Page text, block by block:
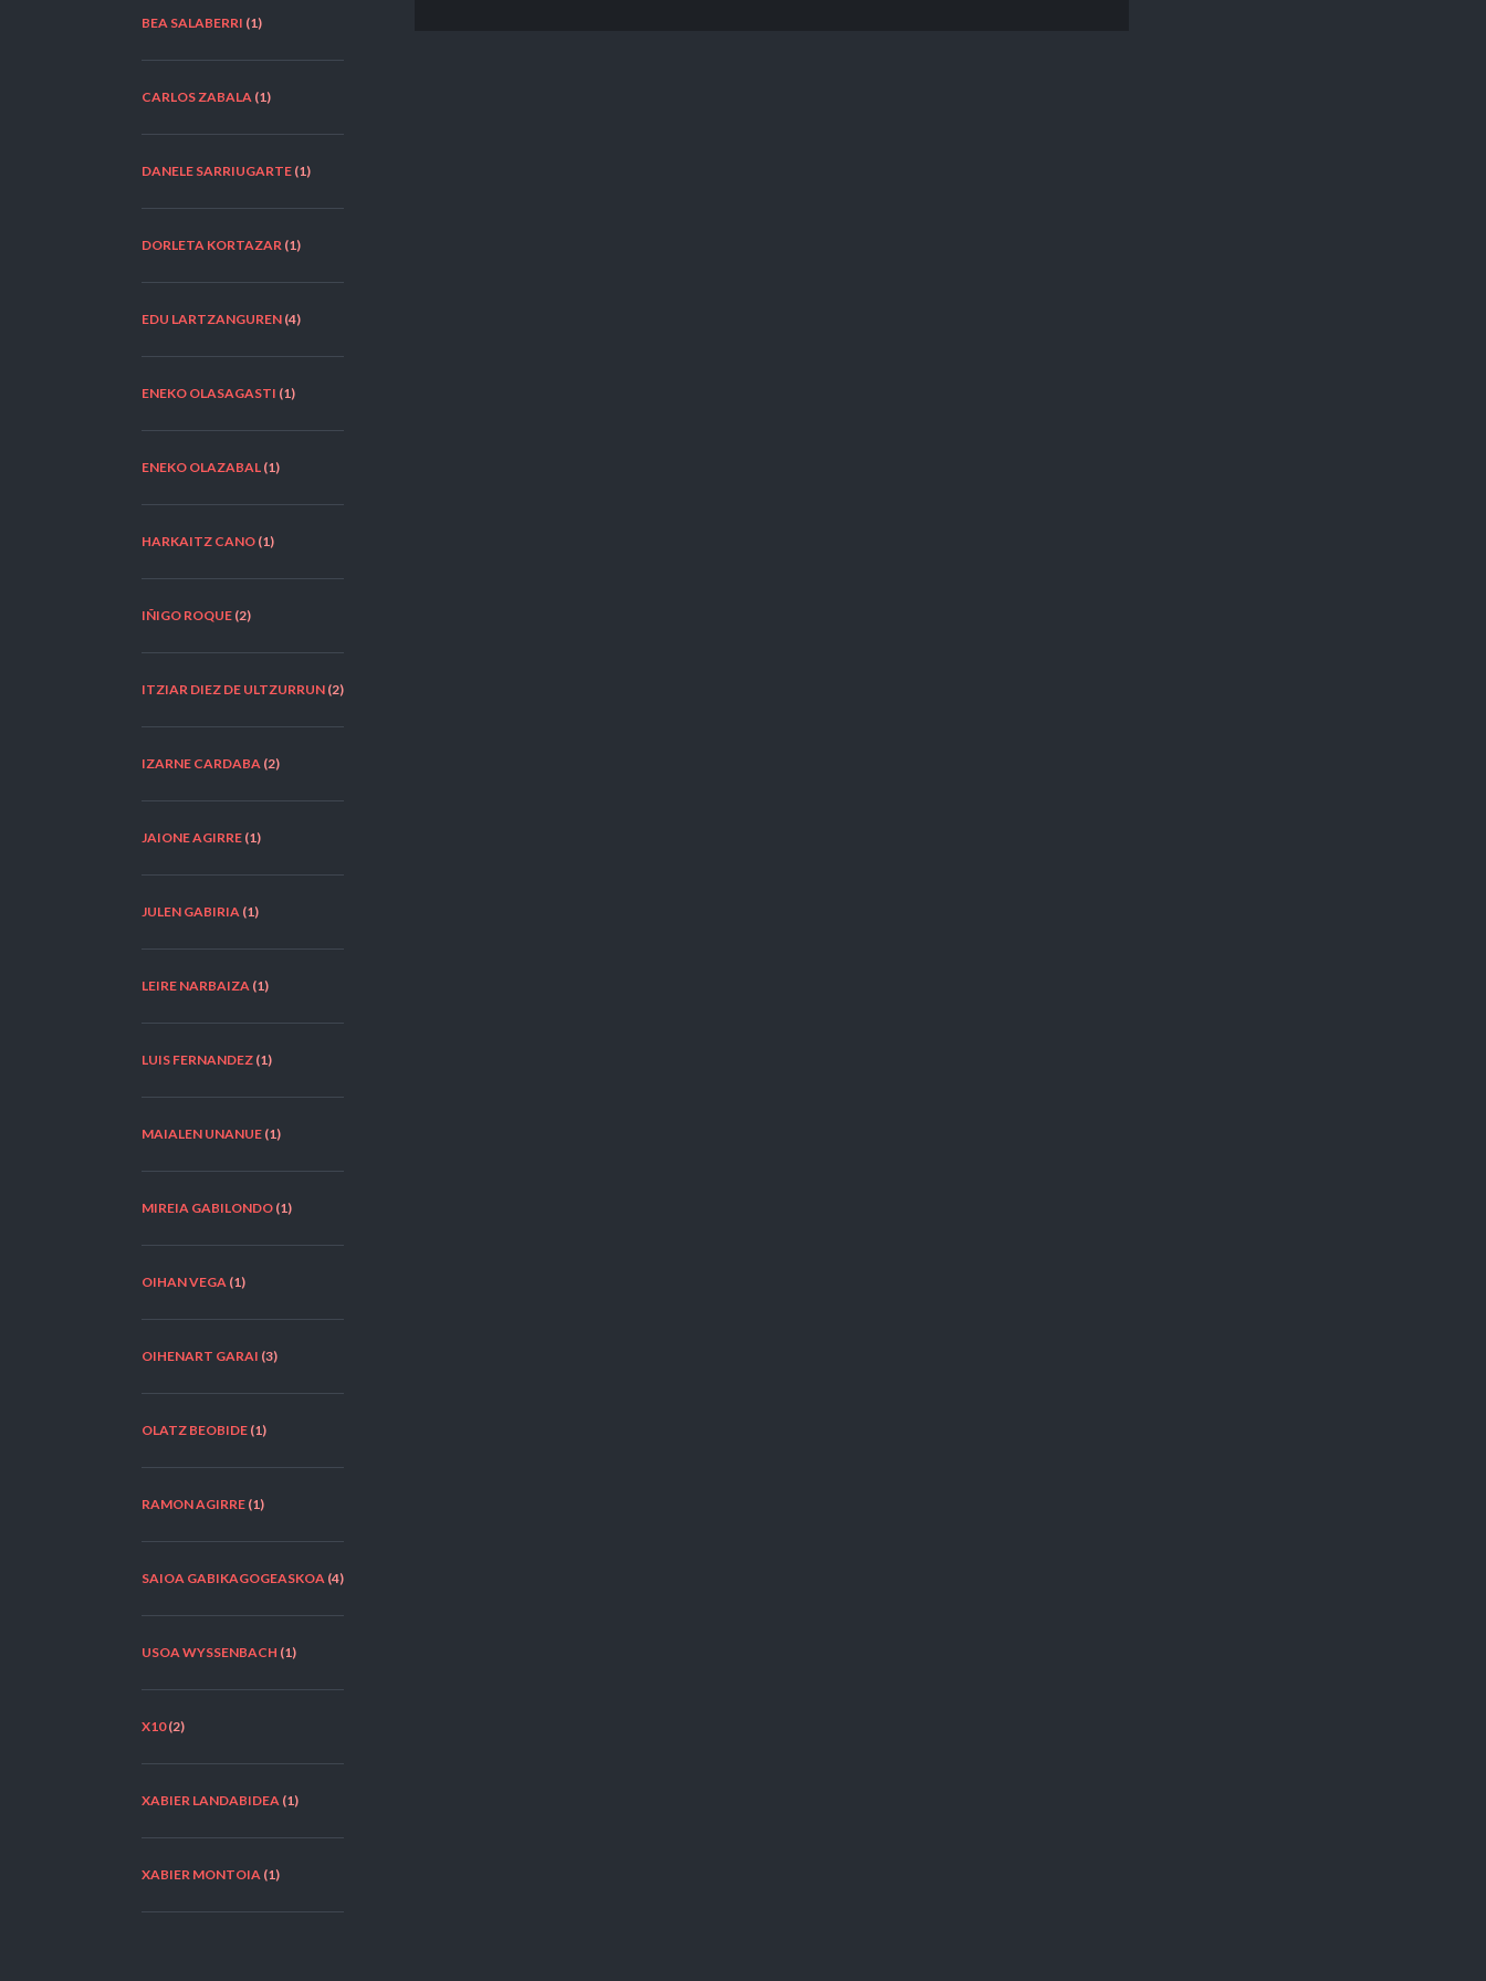
BEA SALABERRI (1)
CARLOS ZABALA (1)
DANELE SARRIUGARTE (1)
DORLETA KORTAZAR (1)
EDU LARTZANGUREN (4)
ENEKO OLASAGASTI (1)
ENEKO OLAZABAL (1)
HARKAITZ CANO (1)
IÑIGO ROQUE (2)
ITZIAR DIEZ DE ULTZURRUN (2)
IZARNE CARDABA (2)
JAIONE AGIRRE (1)
JULEN GABIRIA (1)
LEIRE NARBAIZA (1)
LUIS FERNANDEZ (1)
MAIALEN UNANUE (1)
MIREIA GABILONDO (1)
OIHAN VEGA (1)
OIHENART GARAI (3)
OLATZ BEOBIDE (1)
RAMON AGIRRE (1)
SAIOA GABIKAGOGEASKOA (4)
USOA WYSSENBACH (1)
X10(2)
XABIER LANDABIDEA (1)
XABIER MONTOIA (1)